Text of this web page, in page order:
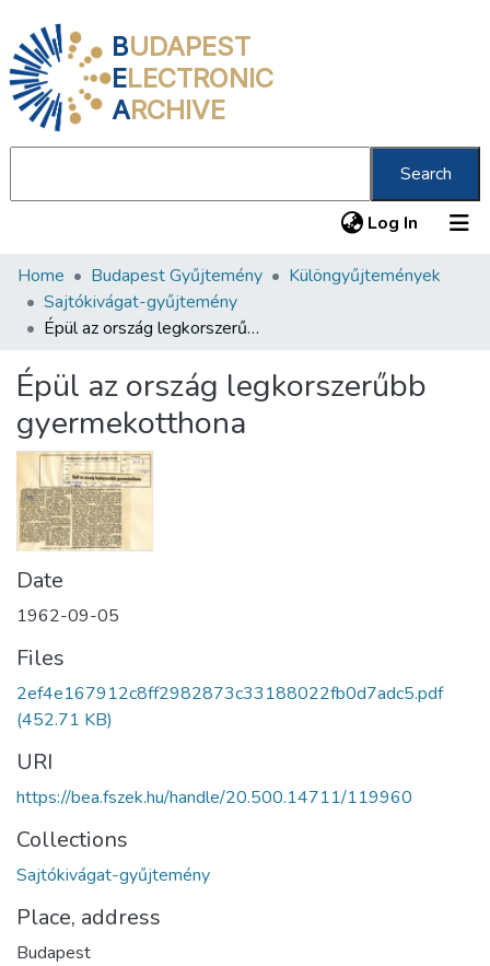
BUDAPEST
ELECTRONIC
ARCHIVE
Search
Log In (current)
Communities & Collections
All of DSpace
Statistics
About us
Home Budapest Gyűjtemény
Különgyűjtemények
Sajtókivágat-gyűjtemény
Épül az ország legkorszerűbb gyermekotthona
Épül az ország legkorszerűbb
gyermekotthona
Date
1962-09-05
Files
2ef4e167912c8ff2982873c33188022fb0d7adc5.pdf
(452.71 KB)
URI
https://bea.fszek.hu/handle/20.500.14711/119960
Collections
Sajtókivágat-gyűjtemény
Place, address
Budapest